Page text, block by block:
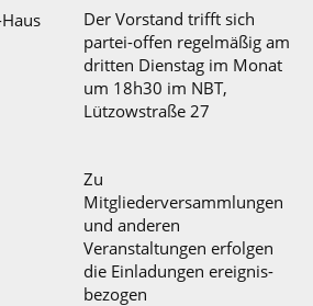
Der Vorstand trifft sich
partei-offen regelmäßig am
dritten Dienstag im Monat
um 18h30 im NBT,
Lützowstraße 27
Zu
Mitgliederversammlungen
und anderen
Veranstaltungen erfolgen
die Einladungen ereignis-
bezogen